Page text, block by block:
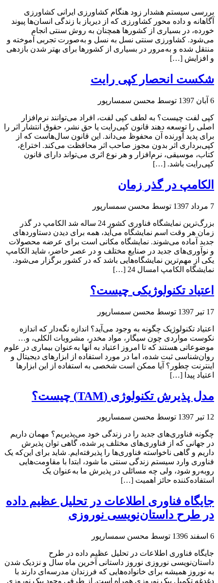
بررسی سیستم هشدار زود هنگام كشاورزی ایرانی كشاورزی
آگاهانه و داده محور كشاورزی كه از دیرباز با زندگی انسان‌ها پیوند
خورده، در بسیاری از كشورها همچنان به روش سنتی انجام
می‌شود. كشاورزی سنتی نسل به نسل و به‌صورت تجربی آموخته و
منتقل شده و به‌مرور در بسیاری از كشورها برای بهتر شدن بازدهی
و افزایش […]
شکست انحصار کپی رایت
6 آبان 1397 توسط محسن سمسارپور
کپی لفت چیست؟ به لطف کپی لفت، افراد می‌توانند نرم‌افزار
اصلی را توسعه دهند قانون کپی‌رایت یا حق نشر، حقوق انتشار اثر را
برای پدید آورنده آن محفوظ می‌داند. این قانون سال‌هاست که از
کپی‌برداری اثر بدون مجوز صاحب اثر محافظت می‌کند. اختراع،
کتاب، موسیقی، نرم‌افزار و هر نوع اثری می‌تواند دارای قانون
کپی‌رایت باشد. […]
الکامپ در گذر زمان
7 مرداد 1397 توسط محسن سمسارپور
بزرگ‌ترین نمایشگاه فناوری کشور 24 ساله شد الکامپ در گذر
زمان هر وقت اسم نمایشگاه می‌آید، همه برای دیدن دستاوردهای
جدید آماده می‌شوند. نمایشگاه مکانی است برای عرضه محصولات
و نوآوری‌های جدید در صنایع مختلف و در عصر حاضر، شاید الکامپ
یکی از مهم‌ترین نمایشگاه‌هایی باشد که در کشور برگزار می‌شود.
نمایشگاه الکامپ امسال 24 […]
اعتیاد تکنولوژیکی چیست؟
17 تیر 1397 توسط محسن سمسارپور
اعتیاد تکنولوژیک چگونه به وجود می‌آید؟ اندازه نگه‌دار که اندازه
نکوست مواردی چون سیگار، مواد مخدر، مشروبات الکلی، و…
موضوعاتی هستند که تا امروز اعتیاد به آنها به‌عنوان بیماری در علوم
روان‌شناسی ثبت شده، اما در مورد استفاده از ابزارهای دیجیتال و
اینترنت چطور؟ آیا ممکن است شخصی به استفاده از این ابزارها
اعتیاد پیدا […]
مدل پذیرش تکنولوژی (TAM) چیست؟
12 تیر 1397 توسط محسن سمسارپور
چگونه فناوری‌های جدید را در زندگی خود می‌پذیریم؟ مهمان داریم
در جهانی که از فناوری‌های مختلف پر شده، گاهی توان پذیرش
داریم و گاهی ناخواسته فناوری‌ها را پذیرفته‌ایم. شاید برای این‌که یک
فناوری وارد سیستم زندگی سنتی ما شود، ابتدا با مقاومت‌هایی
روبه‌رو شود، ولی چه مسائلی در پذیرش ما به‌عنوان یک
استفاده‌کننده حائز اهمیت […]
جایگاه فناوری اطلاعات در تحلیل عظیم داده
در طرح داستان‌نویسی نوروزی
6 اسفند 1396 توسط محسن سمسارپور
جایگاه فناوری اطلاعات در تحلیل عظیم داده در طرح
داستان‌نویسی نوروزی نوروز داستانی آخرین ماه سال و نزدیک شدن
به نوروز همیشه برای خانواده‌هایی که فرزندان مدرسه‌ای دارند با
دغدغه تکمیل پیک نوروزی همراه است. از طرفی وجود پیک نوروزی